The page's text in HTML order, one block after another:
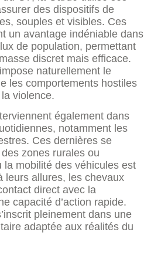
des dispositifs de
souples et visibles. Ces
un avantage indéniable dans
de population, permettant
discret mais efficace.
naturellement le
les comportements hostiles
violence.
également dans
notamment les
Ces dernières se
zones rurales ou
la mobilité des véhicules est
leurs allures, les chevaux
direct avec la
capacité d’action rapide.
pleinement dans une
adaptée aux réalités du